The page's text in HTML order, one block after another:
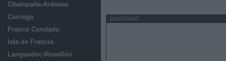
Champaña-Ardenas
Corcega
Franco Condado
Isla de Francia
Languedoc-Rosellón
publicidad